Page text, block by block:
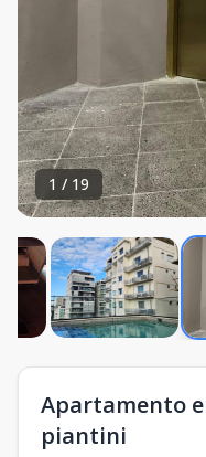
1 / 19
Apartamento
piantini